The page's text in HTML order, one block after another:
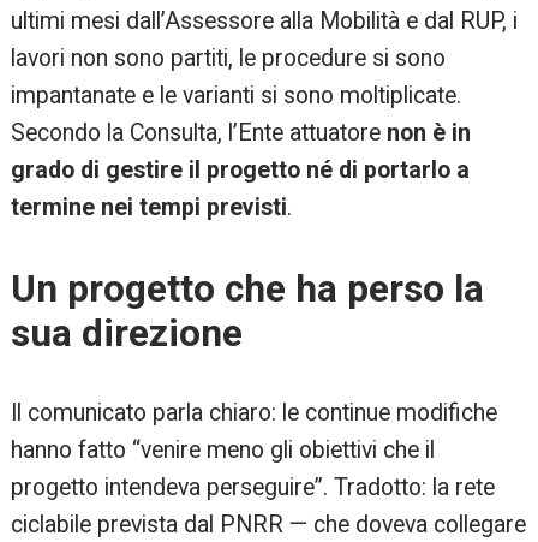
ultimi mesi dall’Assessore alla Mobilità e dal RUP, i
lavori non sono partiti, le procedure si sono
impantanate e le varianti si sono moltiplicate.
Secondo la Consulta, l’Ente attuatore non è in
grado di gestire il progetto né di portarlo a
termine nei tempi previsti.
Un progetto che ha perso la
sua direzione
Il comunicato parla chiaro: le continue modifiche
hanno fatto “venire meno gli obiettivi che il
progetto intendeva perseguire”. Tradotto: la rete
ciclabile prevista dal PNRR — che doveva collegare